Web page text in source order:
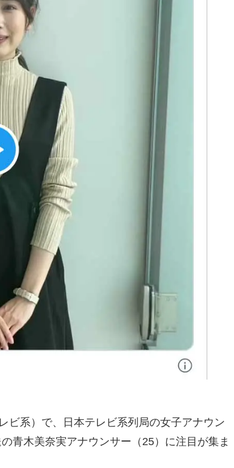
ビ系）で、日本テレビ系列局の女子アナウン
青木美奈実アナウンサー（25）に注目が集ま